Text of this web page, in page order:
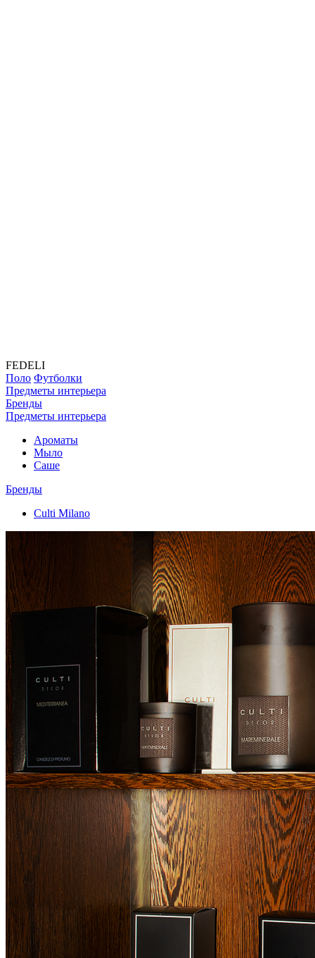
FEDELI
Поло Футболки
Предметы интерьера
Бренды
Предметы интерьера
Ароматы
Мыло
Саше
Бренды
Culti Milano